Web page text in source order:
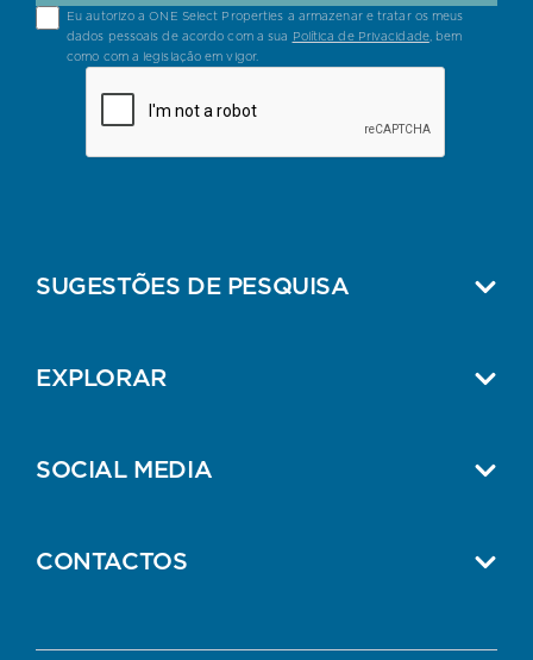
Eu autorizo a ONE Select Properties a armazenar e tratar os meus
dados pessoais de acordo com a sua Política de Privacidade, bem
como com a legislação em vigor.
SUGESTÕES DE PESQUISA
EXPLORAR
SOCIAL MEDIA
CONTACTOS